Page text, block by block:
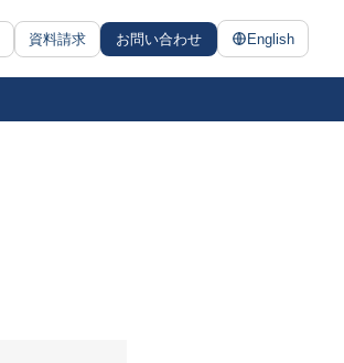
資料請求 お問い合わせ English